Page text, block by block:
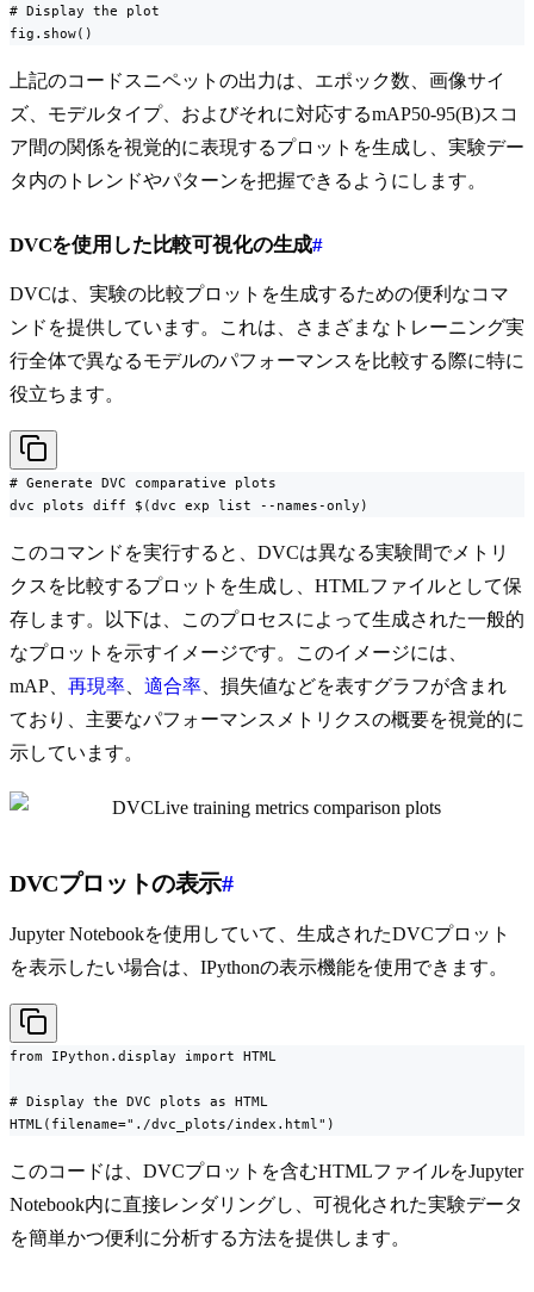
# Display the plot
fig.show()
上記のコードスニペットの出力は、エポック数、画像サイ
ズ、モデルタイプ、およびそれに対応するmAP50-95(B)スコ
ア間の関係を視覚的に表現するプロットを生成し、実験デー
タ内のトレンドやパターンを把握できるようにします。
DVCを使用した比較可視化の生成#
DVCは、実験の比較プロットを生成するための便利なコマ
ンドを提供しています。これは、さまざまなトレーニング実
行全体で異なるモデルのパフォーマンスを比較する際に特に
役立ちます。
# Generate DVC comparative plots
dvc plots diff $(dvc exp list --names-only)
このコマンドを実行すると、DVCは異なる実験間でメトリ
クスを比較するプロットを生成し、HTMLファイルとして保
存します。以下は、このプロセスによって生成された一般的
なプロットを示すイメージです。このイメージには、
mAP、 再現率 適合率 、損失値などを表すグラフが含まれ
ており、主要なパフォーマンスメトリクスの概要を視覚的に
示しています。
DVCプロットの表示#
Jupyter Notebookを使用していて、生成されたDVCプロット
を表示したい場合は、IPythonの表示機能を使用できます。
from IPython.display import HTML
# Display the DVC plots as HTML
HTML(filename="./dvc_plots/index.html")
このコードは、DVCプロットを含むHTMLファイルをJupyter
Notebook内に直接レンダリングし、可視化された実験データ
を簡単かつ便利に分析する方法を提供します。